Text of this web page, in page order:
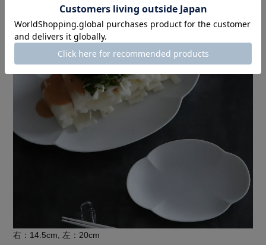
右：14.5cm, 左：20cm